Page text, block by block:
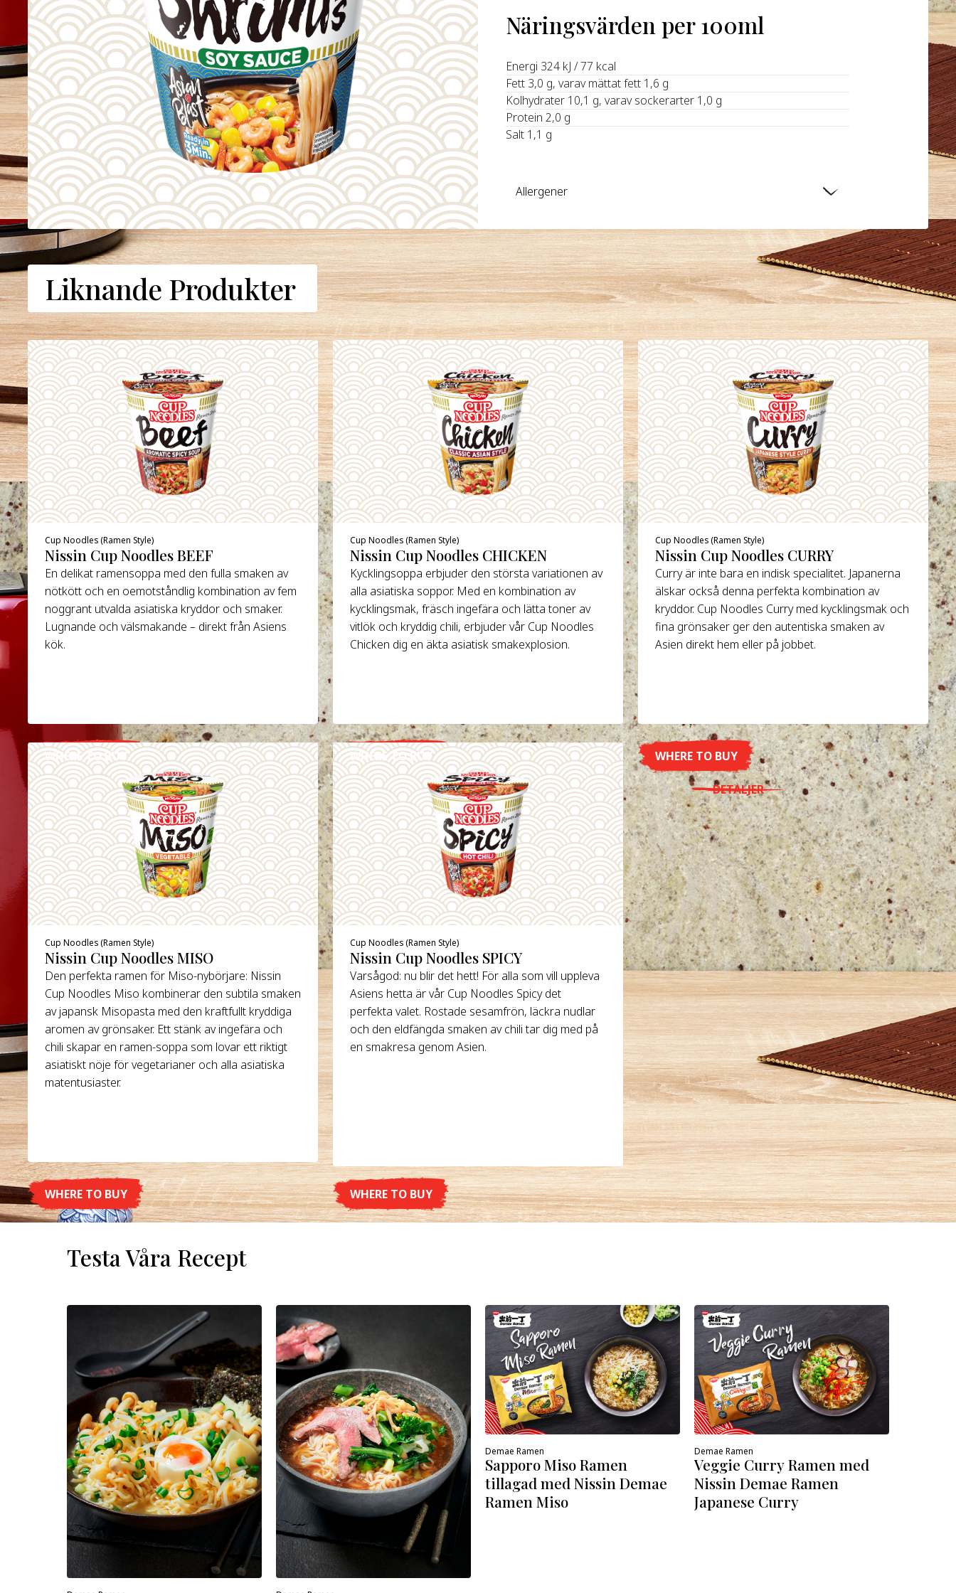
Näringsvärden per 100ml
Energi 324 kJ / 77 kcal
Fett 3,0 g, varav mättat fett 1,6 g
Kolhydrater 10,1 g, varav sockerarter 1,0 g
Protein 2,0 g
Salt 1,1 g
Allergener
Liknande Produkter
Cup Noodles (Ramen Style)
Nissin Cup Noodles BEEF
En delikat ramensoppa med den fulla smaken av
nötkött och en oemotståndlig kombination av fem
noggrant utvalda asiatiska kryddor och smaker.
Lugnande och välsmakande – direkt från Asiens
kök.
WHERE TO BUY
DETALJER
Cup Noodles (Ramen Style)
Nissin Cup Noodles CHICKEN
Kycklingsoppa erbjuder den största variationen av
alla asiatiska soppor. Med en kombination av
kycklingsmak, fräsch ingefära och lätta toner av
vitlök och kryddig chili, erbjuder vår Cup Noodles
Chicken dig en äkta asiatisk smakexplosion.
WHERE TO BUY
DETALJER
Cup Noodles (Ramen Style)
Nissin Cup Noodles CURRY
Curry är inte bara en indisk specialitet. Japanerna
älskar också denna perfekta kombination av
kryddor. Cup Noodles Curry med kycklingsmak och
fina grönsaker ger den autentiska smaken av
Asien direkt hem eller på jobbet.
WHERE TO BUY
DETALJER
Cup Noodles (Ramen Style)
Nissin Cup Noodles MISO
Den perfekta ramen för Miso-nybörjare: Nissin
Cup Noodles Miso kombinerar den subtila smaken
av japansk Misopasta med den kraftfullt kryddiga
aromen av grönsaker. Ett stänk av ingefära och
chili skapar en ramen-soppa som lovar ett riktigt
asiatiskt nöje för vegetarianer och alla asiatiska
matentusiaster.
WHERE TO BUY
DETALJER
Cup Noodles (Ramen Style)
Nissin Cup Noodles SPICY
Varsågod: nu blir det hett! För alla som vill uppleva
Asiens hetta är vår Cup Noodles Spicy det
perfekta valet. Rostade sesamfrön, läckra nudlar
och den eldfängda smaken av chili tar dig med på
en smakresa genom Asien.
WHERE TO BUY
DETALJER
Testa Våra Recept
Demae Ramen
Sapporo Miso Ramen
tillagad med Nissin Demae
Ramen Miso
Demae Ramen
Veggie Curry Ramen med
Nissin Demae Ramen
Japanese Curry